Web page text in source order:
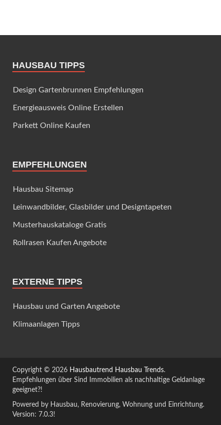
HAUSBAU TIPPS
Design Gartenbrunnen Empfehlungen
Energieausweis Online Erstellen
Parkett Online Kaufen
EMPFEHLUNGEN
Hausbau Sitemap
Leinwandbilder, Glasbilder und Designtapeten
Musterhauskataloge Gratis
Rollrasen Kaufen Angebote
EXTERNE TIPPS
Hausbau und Garten Angebote
Klimaanlagen Tipps
Copyright © 2026 Hausbautrend Hausbau Trends.
Empfehlungen über Sind Immobilien als nachhaltige Geldanlage
geeignet?!
Powered by Hausbau, Renovierung, Wohnung und Einrichtung.
Version: 7.0.3!